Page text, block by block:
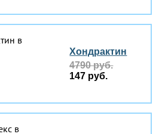
Хондрактин
4790 руб.
147 руб.